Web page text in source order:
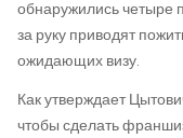
обнаружились четыре
за руку приводят
ожидающих визу.
Как утверждает
чтобы сделать